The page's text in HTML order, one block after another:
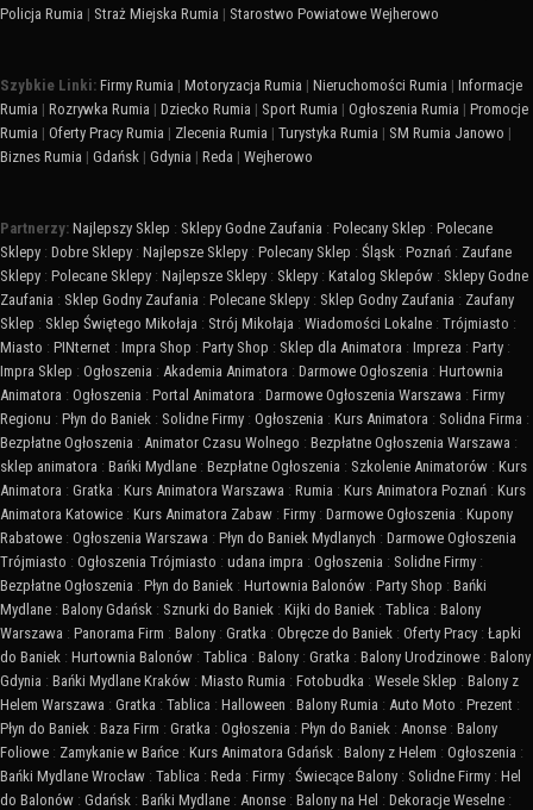
Policja Rumia | Straż Miejska Rumia | Starostwo Powiatowe Wejherowo
Szybkie Linki: Firmy Rumia | Motoryzacja Rumia | Nieruchomości Rumia | Informacje
Rumia | Rozrywka Rumia | Dziecko Rumia | Sport Rumia | Ogłoszenia Rumia | Promocje
Rumia | Oferty Pracy Rumia | Zlecenia Rumia | Turystyka Rumia | SM Rumia Janowo |
Biznes Rumia | Gdańsk | Gdynia | Reda | Wejherowo
Partnerzy: Najlepszy Sklep : Sklepy Godne Zaufania : Polecany Sklep : Polecane
Sklepy : Dobre Sklepy : Najlepsze Sklepy : Polecany Sklep : Śląsk : Poznań : Zaufane
Sklepy : Polecane Sklepy : Najlepsze Sklepy : Sklepy : Katalog Sklepów : Sklepy Godne
Zaufania : Sklep Godny Zaufania : Polecane Sklepy : Sklep Godny Zaufania : Zaufany
Sklep : Sklep Świętego Mikołaja : Strój Mikołaja : Wiadomości Lokalne : Trójmiasto :
Miasto : PINternet : Impra Shop : Party Shop : Sklep dla Animatora : Impreza : Party :
Impra Sklep : Ogłoszenia : Akademia Animatora : Darmowe Ogłoszenia : Hurtownia
Animatora : Ogłoszenia : Portal Animatora : Darmowe Ogłoszenia Warszawa : Firmy
Regionu : Płyn do Baniek : Solidne Firmy : Ogłoszenia : Kurs Animatora : Solidna Firma :
Bezpłatne Ogłoszenia : Animator Czasu Wolnego : Bezpłatne Ogłoszenia Warszawa :
sklep animatora : Bańki Mydlane : Bezpłatne Ogłoszenia : Szkolenie Animatorów : Kurs
Animatora : Gratka : Kurs Animatora Warszawa : Rumia : Kurs Animatora Poznań : Kurs
Animatora Katowice : Kurs Animatora Zabaw : Firmy : Darmowe Ogłoszenia : Kupony
Rabatowe : Ogłoszenia Warszawa : Płyn do Baniek Mydlanych : Darmowe Ogłoszenia
Trójmiasto : Ogłoszenia Trójmiasto : udana impra : Ogłoszenia : Solidne Firmy :
Bezpłatne Ogłoszenia : Płyn do Baniek : Hurtownia Balonów : Party Shop : Bańki
Mydlane : Balony Gdańsk : Sznurki do Baniek : Kijki do Baniek : Tablica : Balony
Warszawa : Panorama Firm : Balony : Gratka : Obręcze do Baniek : Oferty Pracy : Łapki
do Baniek : Hurtownia Balonów : Tablica : Balony : Gratka : Balony Urodzinowe : Balony
Gdynia : Bańki Mydlane Kraków : Miasto Rumia : Fotobudka : Wesele Sklep : Balony z
Helem Warszawa : Gratka : Tablica : Halloween : Balony Rumia : Auto Moto : Prezent :
Płyn do Baniek : Baza Firm : Gratka : Ogłoszenia : Płyn do Baniek : Anonse : Balony
Foliowe : Zamykanie w Bańce : Kurs Animatora Gdańsk : Balony z Helem : Ogłoszenia :
Bańki Mydlane Wrocław : Tablica : Reda : Firmy : Świecące Balony : Solidne Firmy : Hel
do Balonów : Gdańsk : Bańki Mydlane : Anonse : Balony na Hel : Dekoracje Weselne :